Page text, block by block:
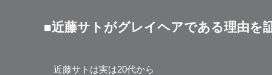
■近藤サトがグレイヘアである理由を
近藤サトは実は20代から